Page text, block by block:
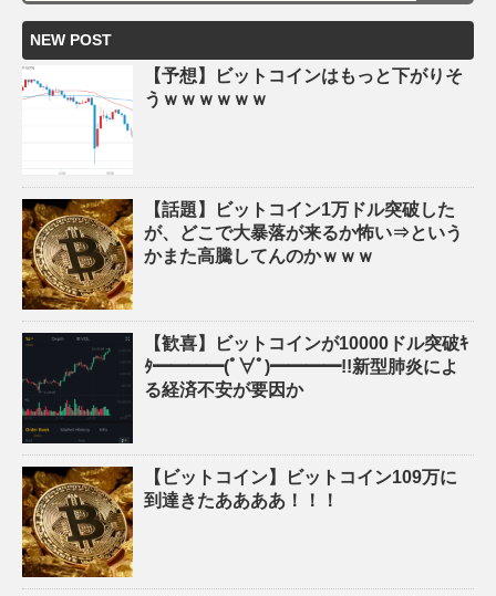
NEW POST
【予想】ビットコインはもっと下がりそ
うｗｗｗｗｗｗ
【話題】ビットコイン1万ドル突破した
が、どこで大暴落が来るか怖い⇒という
かまた高騰してんのかｗｗｗ
【歓喜】ビットコインが10000ドル突破ｷ
ﾀ━━━━(ﾟ∀ﾟ)━━━━!!新型肺炎によ
る経済不安が要因か
【ビットコイン】ビットコイン109万に
到達きたああああ！！！